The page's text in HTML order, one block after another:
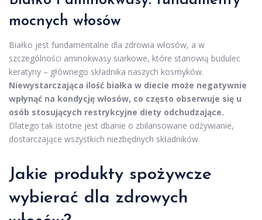
mocnych włosów
Białko jest fundamentalne dla zdrowia włosów, a w
szczególności aminokwasy siarkowe, które stanowią budulec
keratyny – głównego składnika naszych kosmyków.
Niewystarczająca ilość białka w diecie może negatywnie
wpłynąć na kondycję włosów, co często obserwuje się u
osób stosujących restrykcyjne diety odchudzające.
Dlatego tak istotne jest dbanie o zbilansowane odżywianie,
dostarczające wszystkich niezbędnych składników.
Jakie produkty spożywcze
wybierać dla zdrowych